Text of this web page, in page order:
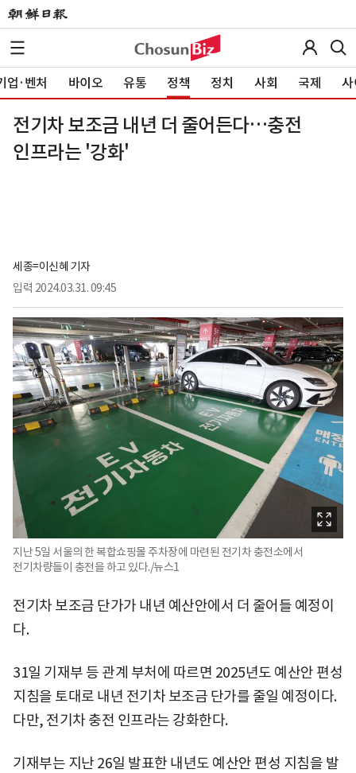
업·벤처 바이오 유통 정책 정치 사회 국제 사
전기차 보조금 내년 더 줄어든다…충전
인프라는 '강화'
세종=이신혜 기자
입력 2024.03.31. 09:45
지난 5일 서울의 한 복합쇼핑몰 주차장에 마련된 전기차 충전소에서
전기차량들이 충전을 하고 있다./뉴스1
전기차 보조금 단가가 내년 예산안에서 더 줄어들 예정이
다.
31일 기재부 등 관계 부처에 따르면 2025년도 예산안 편성
지침을 토대로 내년 전기차 보조금 단가를 줄일 예정이다.
다만, 전기차 충전 인프라는 강화한다.
기재부는 지난 26일 발표한 내년도 예산안 편성 지침을 발